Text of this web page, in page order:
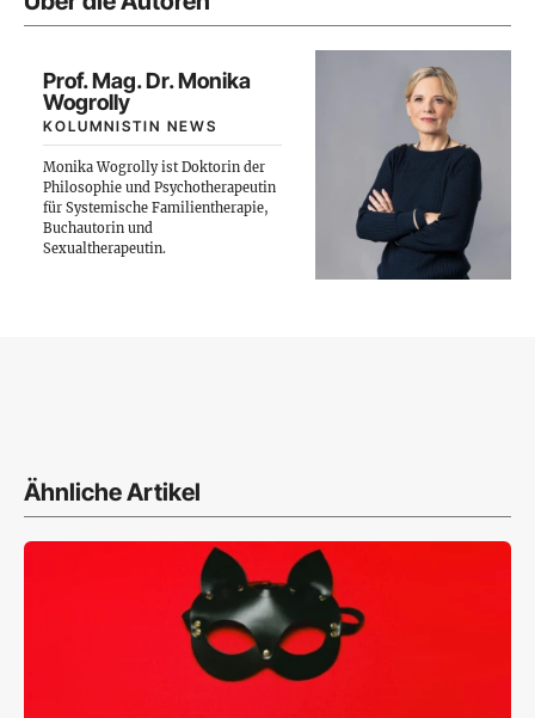
Prof. Mag. Dr. Monika
Wogrolly
KOLUMNISTIN NEWS
Monika Wogrolly ist Doktorin der
Philosophie und Psychotherapeutin
für Systemische Familientherapie,
Buchautorin und
Sexualtherapeutin.
Ähnliche Artikel